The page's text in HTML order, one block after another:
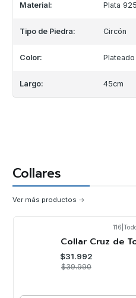
Material: Plata 925
Tipo de Piedra: Circón
Color: Plateado
Largo: 45cm
Collares
Ver más productos
116
Collar Cruz de
$31.992
$39.990